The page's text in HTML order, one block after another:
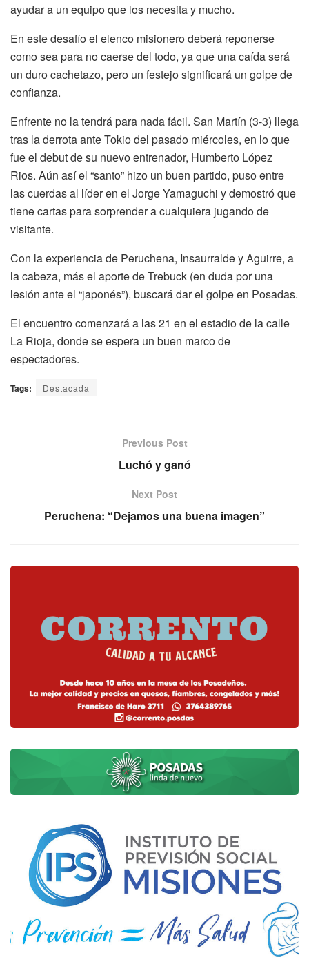
ayudar a un equipo que los necesita y mucho.
En este desafío el elenco misionero deberá reponerse
como sea para no caerse del todo, ya que una caída será
un duro cachetazo, pero un festejo significará un golpe de
confianza.
Enfrente no la tendrá para nada fácil. San Martín (3-3) llega
tras la derrota ante Tokio del pasado miércoles, en lo que
fue el debut de su nuevo entrenador, Humberto López
Rios. Aún así el “santo” hizo un buen partido, puso entre
las cuerdas al líder en el Jorge Yamaguchi y demostró que
tiene cartas para sorprender a cualquiera jugando de
visitante.
Con la experiencia de Peruchena, Insaurralde y Aguirre, a
la cabeza, más el aporte de Trebuck (en duda por una
lesión ante el “japonés”), buscará dar el golpe en Posadas.
El encuentro comenzará a las 21 en el estadio de la calle
La Rioja, donde se espera un buen marco de
espectadores.
Tags: Destacada
Previous Post
Luchó y ganó
Next Post
Peruchena: “Dejamos una buena imagen”